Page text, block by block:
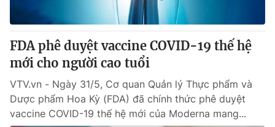
FDA phê duyệt vaccine COVID-19 thế hệ
mới cho người cao tuổi
VTV.vn - Ngày 31/5, Cơ quan Quản lý Thực phẩm và
Dược phẩm Hoa Kỳ (FDA) đã chính thức phê duyệt
vaccine COVID-19 thế hệ mới của Moderna mang...